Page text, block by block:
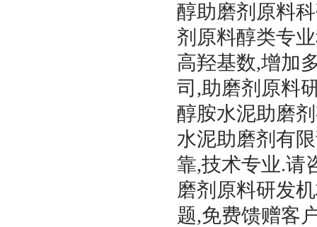
醇助磨剂原料
剂原料醇类专
高羟基数,增加
司,助磨剂原料
醇胺水泥助磨
水泥助磨剂有
靠,技术专业.请
磨剂原料研发
题,免费馈赠客